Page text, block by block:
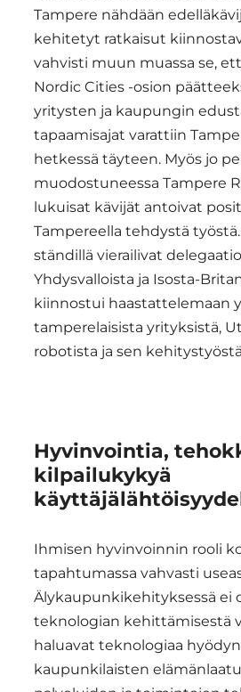
Tampere nähdään
kehitetyt ratkaisut
vahvisti muun muassa se,
Nordic Cities -osion
yritysten ja kaupungin
tapaamisajat varattiin
hetkessä täyteen. Myös jo
muodostuneessa Tampere
lukuisat kävijät antoivat
Tampereella tehdystä
ständillä vierailivat
Yhdysvalloista ja Isosta-
kiinnostui haastattelemaan
tamperelaisista yrityksistä,
robotista ja sen
Hyvinvointia,
kilpailukykyä
Ihmisen hyvinvoinnin rooli
tapahtumassa vahvasti
Älykaupunkikehityksessä ei
teknologian kehittämisestä
haluavat teknologiaa
kaupunkilaisten